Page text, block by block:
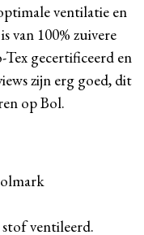
ventilatie en
van 100% zuivere
gecertificeerd en
zijn erg goed, dit
op Bol.
ventileerd.